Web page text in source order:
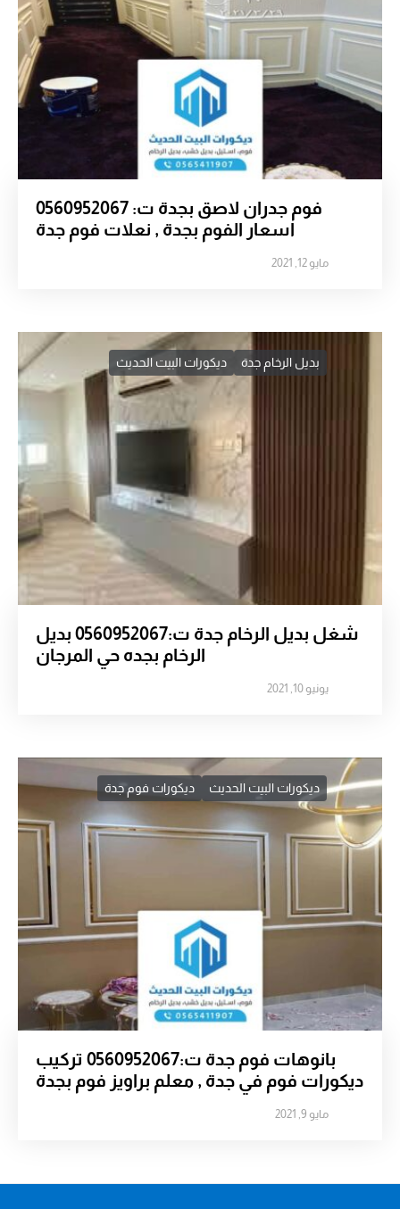
فوم جدران لاصق بجدة ت: 0560952067
اسعار الفوم بجدة , نعلات فوم جدة
مايو 12, 2021
بديل الرخام جدة ديكورات البيت الحديث
شغل بديل الرخام جدة ت:0560952067 بديل
الرخام بجده حي المرجان
يونيو 10, 2021
ديكورات البيت الحديث ديكورات فوم جدة
بانوهات فوم جدة ت:0560952067 تركيب
ديكورات فوم في جدة , معلم براويز فوم بجدة
مايو 9, 2021